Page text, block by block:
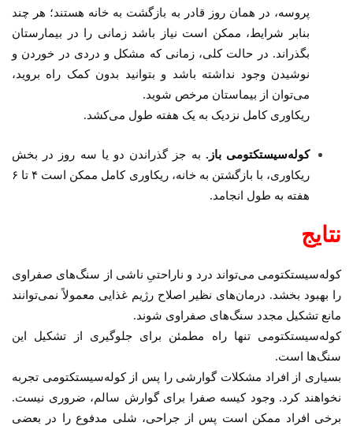
پروسه، در همان روز قادر به بازگشت به خانه هستند؛ هر چند
بنابر شرایط، ممکن است نیاز باشد زمانی را در بیمارستان
بگذراند. در حالت کلی، زمانی که مشکل و دردی در خوردن و
نوشیدن وجود نداشته باشد و بتوانید بدون کمک راه بروید،
می‌توان از بیماستان مرخص شوید.
ریکاوری کامل نزدیک به یک هفته طول می‌کشد.
کوله‌سیستکتومی باز. به جز گذراندن دو یا سه روز در بخش
ریکاوری، با بازگشتن به خانه، ریکاوری کامل ممکن است ۴ تا ۶
هفته به طول انجامد.
نتایج
کوله‌سیستکتومی می‌تواند درد و ناراحتیِ ناشی از سنگ‌های صفراوی
را بهبود بخشد. درمان‌های نظیر اصلاح رژیم غذایی معمولاً نمی‌توانند
مانع تشکیل مجدد سنگ‌های صفراوی شوند.
کوله‌سیستکتومی تنها راه مطمئن برای جلوگیری از تشکیل این
سنگ‌ها است.
بسیاری از افراد مشکلات گوارشی را پس از کوله‌سیستکتومی تجربه
نخواهند کرد. وجود کیسه صفرا برای گوارش سالم، ضروری نیست.
برخی افراد ممکن است پس از جراحی، شلی مدفوع را در بعضی